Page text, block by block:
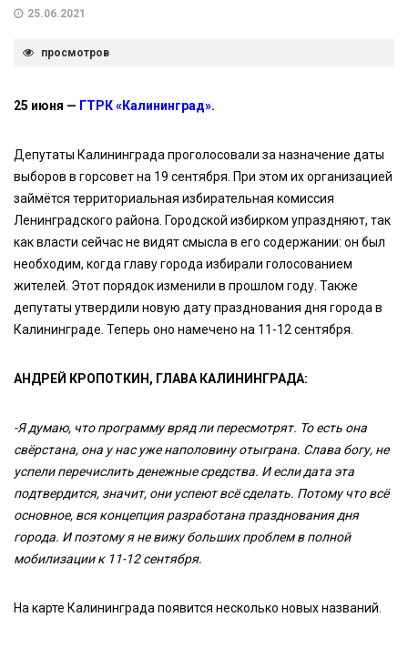
25.06.2021
просмотров
25 июня — ГТРК «Калининград».
Депутаты Калининграда проголосовали за назначение даты
выборов в горсовет на 19 сентября. При этом их организацией
займётся территориальная избирательная комиссия
Ленинградского района. Городской избирком упраздняют, так
как власти сейчас не видят смысла в его содержании: он был
необходим, когда главу города избирали голосованием
жителей. Этот порядок изменили в прошлом году. Также
депутаты утвердили новую дату празднования дня города в
Калининграде. Теперь оно намечено на 11-12 сентября.
АНДРЕЙ КРОПОТКИН, ГЛАВА КАЛИНИНГРАДА:
-Я думаю, что программу вряд ли пересмотрят. То есть она
свёрстана, она у нас уже наполовину отыграна. Слава богу, не
успели перечислить денежные средства. И если дата эта
подтвердится, значит, они успеют всё сделать. Потому что всё
основное, вся концепция разработана празднования дня
города. И поэтому я не вижу больших проблем в полной
мобилизации к 11-12 сентября.
На карте Калининграда появится несколько новых названий.